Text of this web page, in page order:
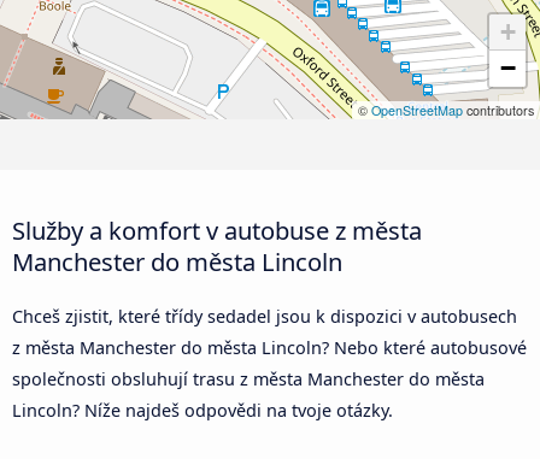
+
−
© OpenStreetMap contributors
Služby a komfort v autobuse z města
Manchester do města Lincoln
Chceš zjistit, které třídy sedadel jsou k dispozici v autobusech
z města Manchester do města Lincoln? Nebo které autobusové
společnosti obsluhují trasu z města Manchester do města
Lincoln? Níže najdeš odpovědi na tvoje otázky.